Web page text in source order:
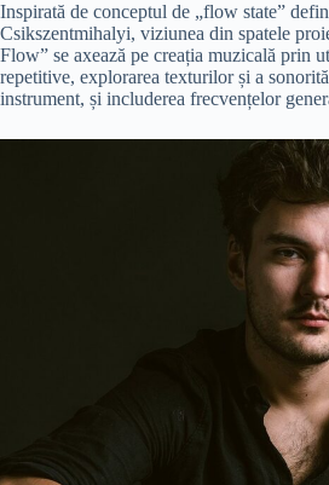
Inspirată de conceptul de „flow state”
Csikszentmihalyi, viziunea din spatele
Flow” se axează pe creația muzicală prin
repetitive, explorarea texturilor și a
instrument, și includerea frecvențelor